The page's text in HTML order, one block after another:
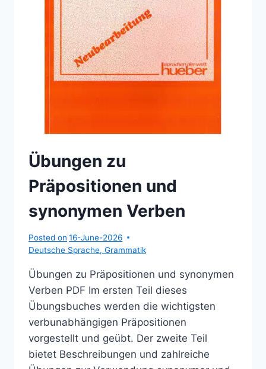
Übungen zu
Präpositionen und
synonymen Verben
Posted on 16-June-2026
Deutsche Sprache, Grammatik
Übungen zu Präpositionen und synonymen
Verben PDF Im ersten Teil dieses
Übungsbuches werden die wichtigsten
verbunabhängigen Präpositionen
vorgestellt und geübt. Der zweite Teil
bietet Beschreibungen und zahlreiche